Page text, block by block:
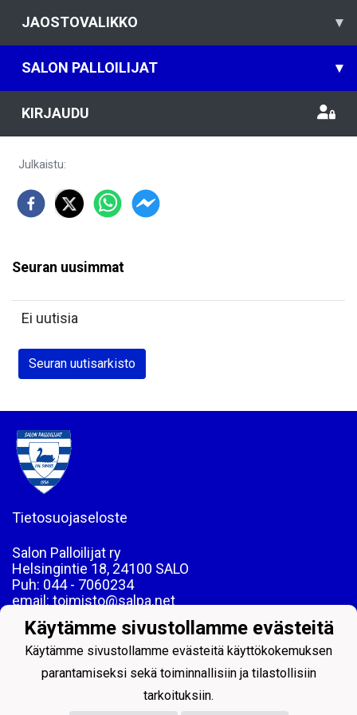
JAOSTOVALIKKO ▾
SALON PALLOILIJAT ▾
KIRJAUDU
Julkaistu:
Seuran uusimmat
Ei uutisia
Seuran uutisarkisto
Tietosuojaseloste
Salon Palloilijat ry
Helsingintie 18, 24100 SALO
Puh: 044 - 7060234
email: toimisto@salpa.net
LY 0139538-2
Käytämme sivustollamme evästeitä
Käytämme sivustollamme evästeitä käyttökokemuksen
parantamiseksi sekä toiminnallisiin ja tilastollisiin
tarkoituksiin.